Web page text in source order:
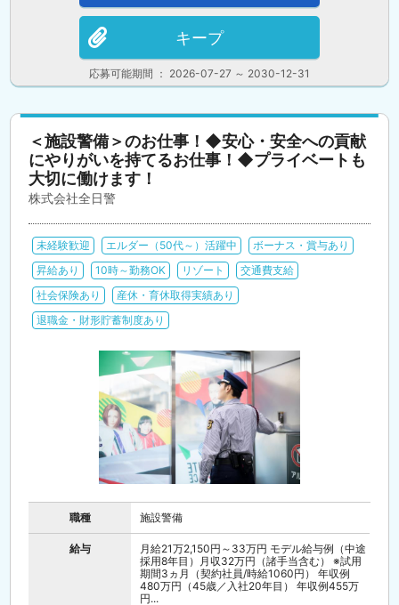
応募可能期間 ： 2026-07-27 ～ 2030-12-31
キープ
＜施設警備＞のお仕事！◆安心・安全への貢献
にやりがいを持てるお仕事！◆プライベートも
大切に働けます！
株式会社全日警
未経験歓迎 エルダー（50代～）活躍中
ボーナス・賞与あり
昇給あり
10時～勤務OK リゾート
交通費支給
社会保険あり
産休・育休取得実績あり
退職金・財形貯蓄制度あり
職種 施設警備
給与
月給21万2,150円～33万円 モデル給与例（中途
採用8年目）月収32万円（諸手当含む） ※試用
期間3ヵ月（契約社員/時給1060円） 年収例
480万円（45歳／入社20年目） 年収例455万
円...